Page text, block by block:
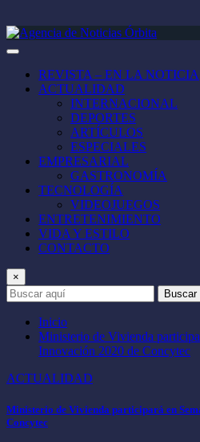
REVISTA – EN LA NOTICIA
ACTUALIDAD
INTERNACIONAL
DEPORTES
ARTÍCULOS
ESPECIALES
EMPRESARIAL
GASTRONOMÍA
TECNOLOGÍA
VIDEOJUEGOS
ENTRETENIMIENTO
VIDA Y ESTILO
CONTACTO
×
Buscar
Inicio
Ministerio de Vivienda
Innovación 2020 de Concytec
ACTUALIDAD
Ministerio de Vivienda participará en
Concytec